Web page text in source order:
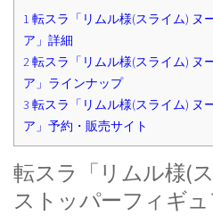
1 転スラ「リムル様(スライム) ヌ
ア」詳細
2転スラ「リムル様(スライム) ヌ
ア」ラインナップ
3 転スラ「リムル様(スライム) ヌ
ア」予約・販売サイト
転スラ「リムル様(
ストッパーフィギ